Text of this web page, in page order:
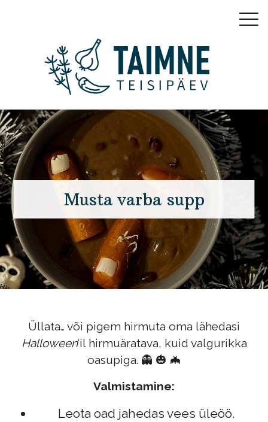
Musta varba supp
Üllata… või pigem hirmuta oma lähedasi
Halloween‘il hirmuäratava, kuid valgurikka
oasupiga. 👻 🎃 🦇
Valmistamine:
Leota oad jahedas vees üleöö.